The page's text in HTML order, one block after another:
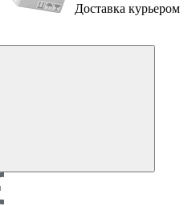
Доставка курьером